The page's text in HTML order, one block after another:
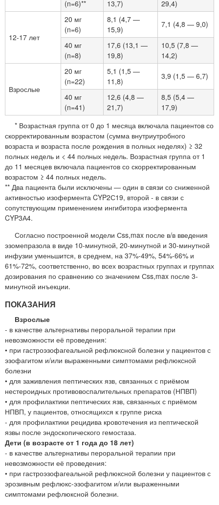
(n=6)**
13,7)
29,4)
12-17 лет
20 мг
(n=6)
8,1 (4,7 —
15,9)
7,1 (4,8 — 9,0)
40 мг
(n=8)
17,6 (13,1 —
19,8)
10,5 (7,8 —
14,2)
Взрослые
20 мг
(n=22)
5,1 (1,5 —
11,8)
3,9 (1,5 — 6,7)
40 мг
(n=41)
12,6 (4,8 —
21,7)
8,5 (5,4 —
17,9)
* Возрастная группа от 0 до 1 месяца включала пациентов со
скорректированным возрастом (сумма внутриутробного
возраста и возраста после рождения в полных неделях) ≥ 32
полных недель и < 44 полных недель. Возрастная группа от 1
до 11 месяцев включала пациентов со скорректированным
возрастом ≥ 44 полных недель.
** Два пациента были исключены — один в связи со сниженной
активностью изофермента CYP2С19, второй - в связи с
сопутствующим применением ингибитора изофермента
CYP3А4.
Согласно построенной модели Сss,max после в/в введения
эзомепразола в виде 10-минутной, 20-минутной и 30-минутной
инфузии уменьшится, в среднем, на 37%-49%, 54%-66% и
61%-72%, соответственно, во всех возрастных группах и группах
дозирования по сравнению со значением Сss,max после 3-
минутной инъекции.
ПОКАЗАНИЯ
Взрослые
- в качестве альтернативы пероральной терапии при
невозможности её проведения:
• при гастроэзофагеальной рефлюксной болезни у пациентов с
эзофагитом и/или выраженными симптомами рефлюксной
болезни
• для заживления пептических язв, связанных с приёмом
нестероидных противовоспалительных препаратов (НПВП)
• для профилактики пептических язв, связанных с приёмом
НПВП, у пациентов, относящихся к группе риска
- для профилактики рецидива кровотечения из пептической
язвы после эндоскопического гемостаза.
Дети (в возрасте от 1 года до 18 лет)
- в качестве альтернативы пероральной терапии при
невозможности её проведения:
• при гастроэзофагеальной рефлюксной болезни у пациентов с
эрозивным рефлюкс-эзофагитом и/или выраженными
симптомами рефлюксной болезни.